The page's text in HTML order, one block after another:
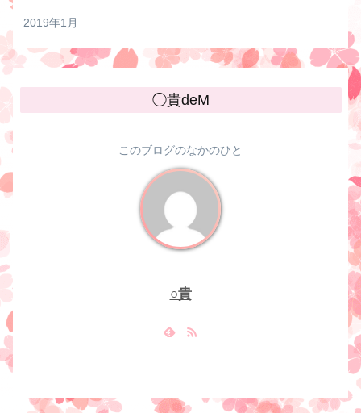
2019年1月
◯貴deM
このブログのなかのひと
○貴